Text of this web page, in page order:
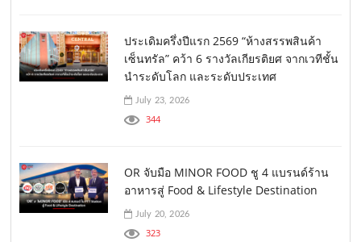
ประเดิมครึ่งปีแรก 2569 “ห้างสรรพสินค้า
เซ็นทรัล” คว้า 6 รางวัลเกียรติยศ จากเวทีชั้น
นำระดับโลก และระดับประเทศ
July 23, 2026
344
OR จับมือ MINOR FOOD ชู 4 แบรนด์ร้าน
อาหารสู่ Food & Lifestyle Destination
July 20, 2026
323